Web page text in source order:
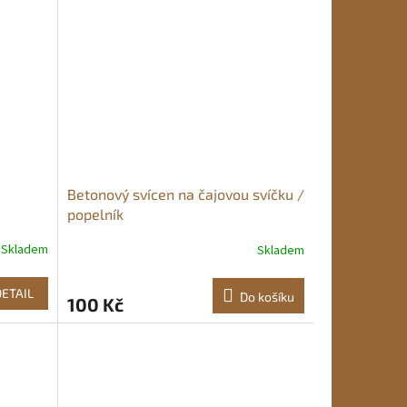
Skladem
Betonový svícen na čajovou svíčku /
popelník
Skladem
100 Kč Do košíku